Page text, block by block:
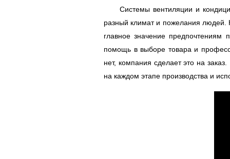
Системы вентиляции и
разный климат и пожелания людей.
главное значение предпочтениям
помощь в выборе товара и
нет, компания сделает это на
на каждом этапе производства и